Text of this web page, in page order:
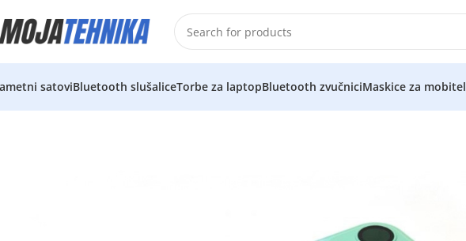
satoviBluetooth slušaliceTorbe za laptopBluetooth zvučniciMaskice za mobitel